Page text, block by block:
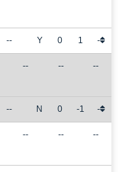
-- Y 0 1 -
-- -- --
-- N 0 -1 -
-- -- --